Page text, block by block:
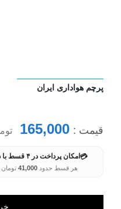
پرچم هواداری ایران
قیمت : 165,000
💳 امکان پرداخت در ۴ قسط با دیجی‌پی
هر قسط حدود41,000 تومان